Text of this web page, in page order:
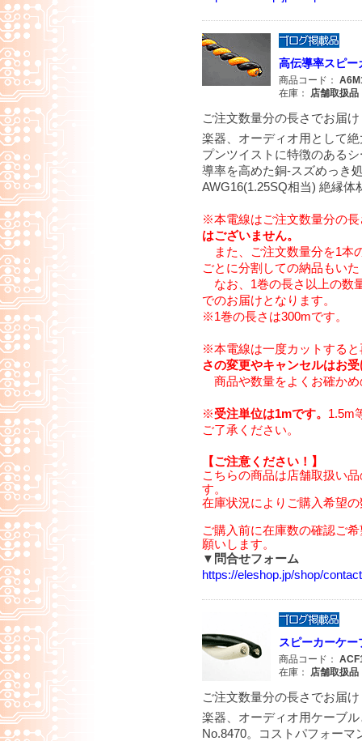
高伝導率スピ
商品コード：
在庫：
店舗取扱
ご注文数量分の長さでお届け
楽器、オーディオ用として
プンツイストに特徴のある
導率を高めた銅-スズめっき
AWG16(1.25SQ相当) 絶縁
※本電線はご注文数量分の
はございません。
また、ご注文数量分を1本
ごとに分割しての納品もい
なお、1巻の長さ以上の数
でのお届けとなります。
※1巻の長さは300mです。
※本電線は一度カットする
さの変更やキャンセルはお
商品や数量をよくお確か
※受注単位は1mです。 1.5m
ご了承ください。
【ご注意ください！】
こちらの商品は店舗取扱い
す。
在庫状況によりご購入希望
ご購入前に在庫数の確認ご
願いします。
▼問合せフォーム
https://eleshop.jp/shop/
スピーカーケ
商品コード：
在庫：
店舗取扱
ご注文数量分の長さでお届け
楽器、オーディオ用ケーブ
No.8470。コストパフォー